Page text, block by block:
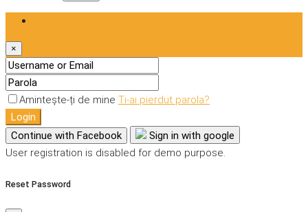
×
Amintește-ți de mine Ti-ai pierdut parola?
Login
Continue with Facebook
Sign in with google
User registration is disabled for demo purpose.
Reset Password